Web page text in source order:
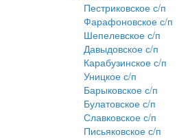
Пестриковское с/п
Фарафоновское с/п
Шепелевское с/п
Давыдовское с/п
Карабузинское с/п
Уницкое с/п
Барыковское с/п
Булатовское с/п
Славковское с/п
Письяковское с/п